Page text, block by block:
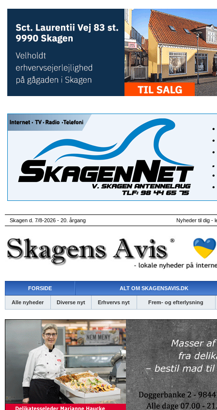
Skagen d. 7/8-2026 - 20. årgang Nyheder til dig -
FORSIDE ALT OM SKAGENSAVIS.DK
Alle nyheder Diverse nyt Erhvervs nyt Frem- og efterlysning